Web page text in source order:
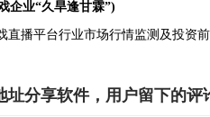
业“久旱逢甘霖”)
播平台行业市场行情监测及投资
址分享软件，用户留下的评